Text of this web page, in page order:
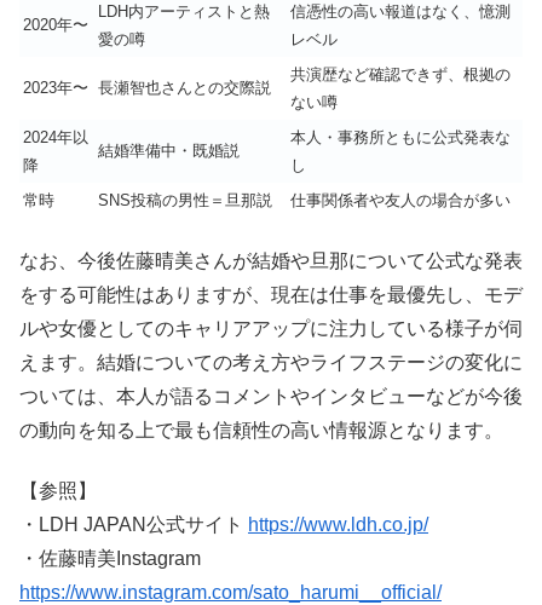
2020年〜
LDH内アーティストと熱
愛の噂
信憑性の高い報道はなく、憶測
レベル
2023年〜 長瀬智也さんとの交際説
共演歴など確認できず、根拠の
ない噂
2024年以
降
結婚準備中・既婚説
本人・事務所ともに公式発表な
し
常時
SNS投稿の男性＝旦那説 仕事関係者や友人の場合が多い
なお、今後佐藤晴美さんが結婚や旦那について公式な発表
をする可能性はありますが、現在は仕事を最優先し、モデ
ルや女優としてのキャリアアップに注力している様子が伺
えます。結婚についての考え方やライフステージの変化に
ついては、本人が語るコメントやインタビューなどが今後
の動向を知る上で最も信頼性の高い情報源となります。
【参照】
・LDH JAPAN公式サイト https://www.ldh.co.jp/
・佐藤晴美Instagram
https://www.instagram.com/sato_harumi__official/